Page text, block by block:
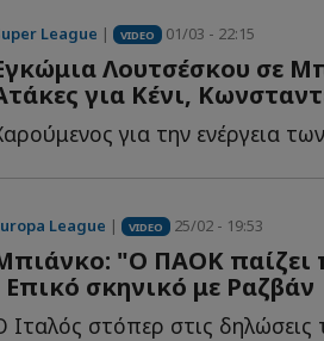
League | VIDEO 01/03 - 22:15
Λουτσέσκου σε
για Κένι,
League | VIDEO 25/02 - 19:53
"Ο ΠΑΟΚ παίζει
Επικό σκηνικό με Ραζβάν